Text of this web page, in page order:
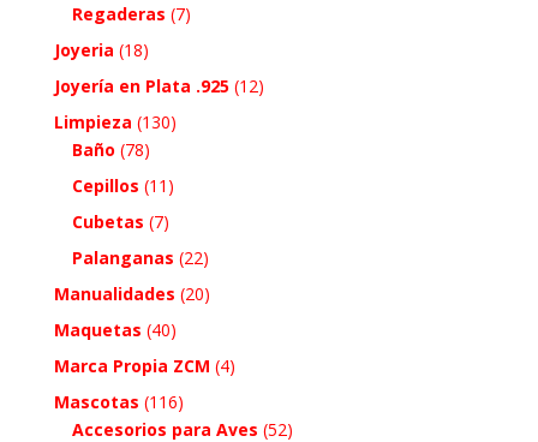
Regaderas (7)
Joyeria (18)
Joyería en Plata .925 (12)
Limpieza (130)
Baño (78)
Cepillos (11)
Cubetas (7)
Palanganas (22)
Manualidades (20)
Maquetas (40)
Marca Propia ZCM (4)
Mascotas (116)
Accesorios para Aves (52)